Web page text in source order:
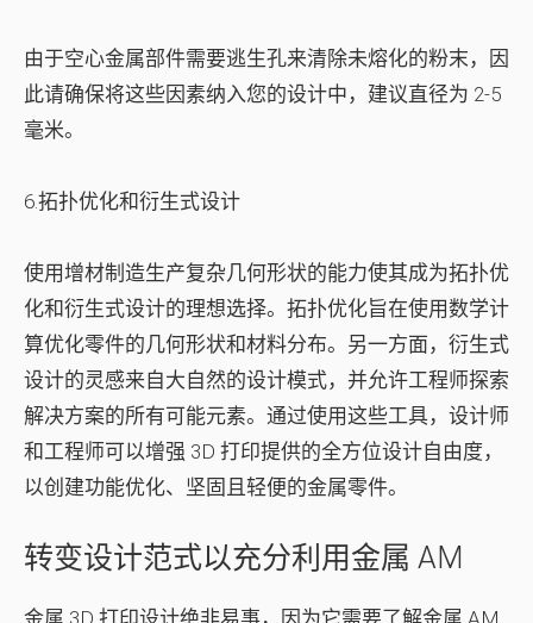
由于空心金属部件需要逃生孔来清除未熔化的粉末，因
此请确保将这些因素纳入您的设计中，建议直径为 2-5
毫米。
6.拓扑优化和衍生式设计
使用增材制造生产复杂几何形状的能力使其成为拓扑优
化和衍生式设计的理想选择。拓扑优化旨在使用数学计
算优化零件的几何形状和材料分布。另一方面，衍生式
设计的灵感来自大自然的设计模式，并允许工程师探索
解决方案的所有可能元素。通过使用这些工具，设计师
和工程师可以增强 3D 打印提供的全方位设计自由度，
以创建功能优化、坚固且轻便的金属零件。
转变设计范式以充分利用金属 AM
金属 3D 打印设计绝非易事，因为它需要了解金属 AM